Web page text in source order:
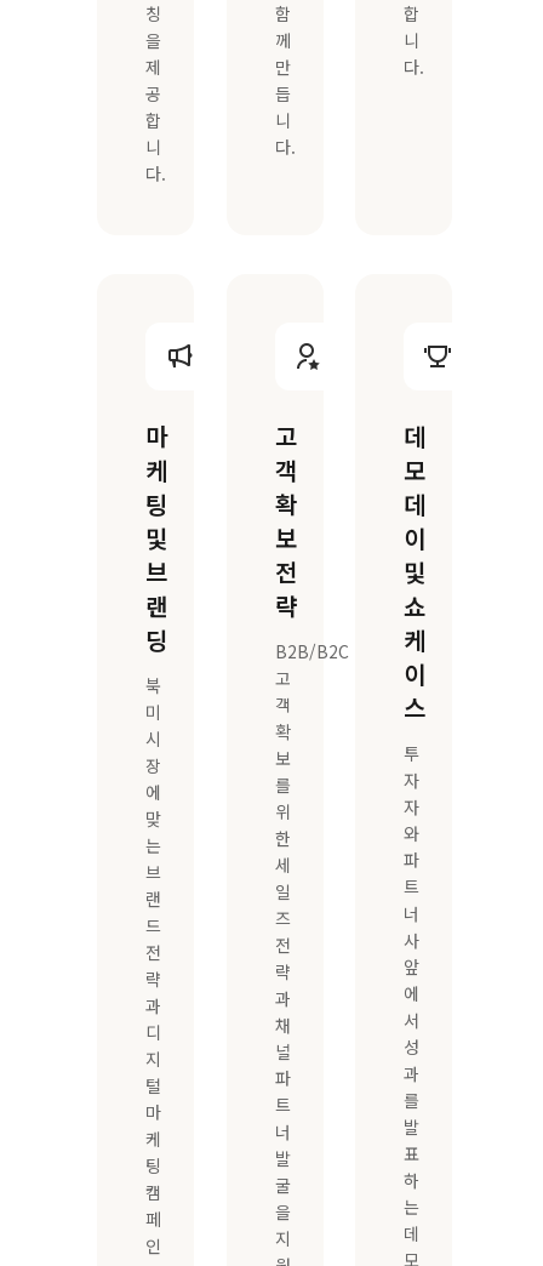
칭
을
제
공
합
니
다.
함
께
만
듭
니
다.
합
니
다.
마
케
팅
및
브
랜
딩
북
미
시
장
에
맞
는
브
랜
드
전
략
과
디
지
털
마
케
팅
캠
페
인
고
객
확
보
전
략
B2B/B2C
고
객
확
보
를
위
한
세
일
즈
전
략
과
채
널
파
트
너
발
굴
을
지
데
모
데
이
및
쇼
케
이
스
투
자
자
와
파
트
너
사
앞
에
서
성
과
를
발
표
하
는
데
모